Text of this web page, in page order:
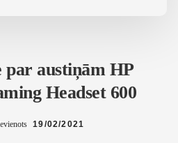
par austiņām HP
Headset 600
19/02/2021